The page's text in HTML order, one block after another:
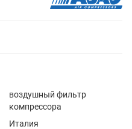
воздушный фильтр
компрессора
Италия